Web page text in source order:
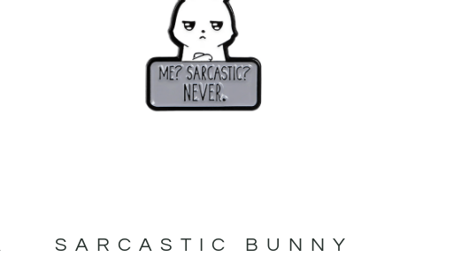
SARCASTIC BUNNY